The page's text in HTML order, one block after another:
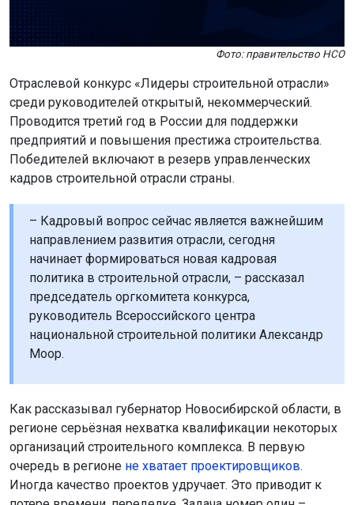
Фото: правительство НСО
Отраслевой конкурс «Лидеры строительной отрасли»
среди руководителей открытый, некоммерческий.
Проводится третий год в России для поддержки
предприятий и повышения престижа строительства.
Победителей включают в резерв управленческих
кадров строительной отрасли страны.
– Кадровый вопрос сейчас является важнейшим
направлением развития отрасли, сегодня
начинает формироваться новая кадровая
политика в строительной отрасли, – рассказал
председатель оргкомитета конкурса,
руководитель Всероссийского центра
национальной строительной политики Александр
Моор.
Как рассказывал губернатор Новосибирской области, в
регионе серьёзная нехватка квалификации некоторых
организаций строительного комплекса. В первую
очередь в регионе не хватает проектировщиков.
Иногда качество проектов удручает. Это приводит к